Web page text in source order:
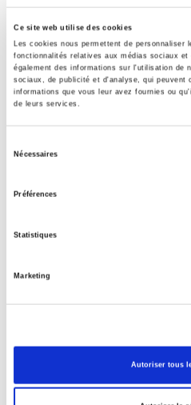
Ce site web utilise des cookies
Les cookies nous permettent de personnaliser
fonctionnalités relatives aux médias sociaux
également des informations sur l'utilisation de
sociaux, de publicité et d'analyse, qui peuvent
informations que vous leur avez fournies ou
de leurs services.
Nécessaires
Préférences
Statistiques
Marketing
Autoriser tous
JPS International relations >
Onix Audience Codes
06 Professional and scholarly
Title First Published
22 September 2022
Critique internationale